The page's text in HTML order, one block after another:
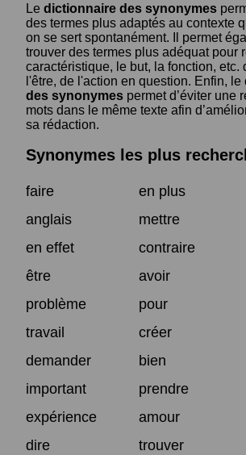
Le dictionnaire des synonymes
des termes plus adaptés au contexte
on se sert spontanément. Il permet
trouver des termes plus adéquat pour
caractéristique, le but, la fonction, etc.
l'être, de l'action en question. Enfin, le
des synonymes permet d’éviter une
mots dans le même texte afin
sa rédaction.
Synonymes les plus
faire
en plus
anglais
mettre
en effet
contraire
être
avoir
problème
pour
travail
créer
demander
bien
important
prendre
expérience
amour
dire
trouver